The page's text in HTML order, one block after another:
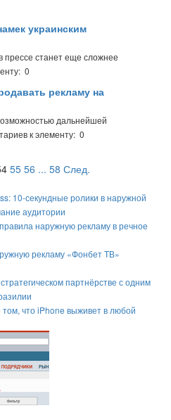
украинским
прессе станет еще сложнее
0
рекламу на
дальнейшей
к элементу: 0
55 56 ... 58 След.
10-секундные ролики в наружной
аудитории
наружную рекламу в речное
рекламу «Фонбет ТВ»
партнёрстве с одним
том, что iPhone выживет в любой